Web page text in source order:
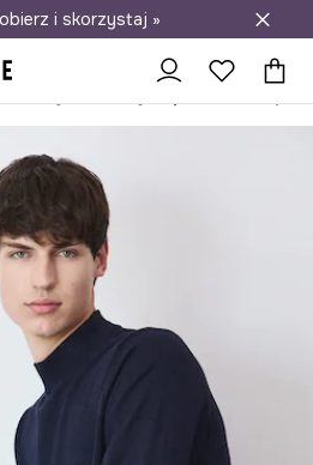
do salonów
i skorzystaj »